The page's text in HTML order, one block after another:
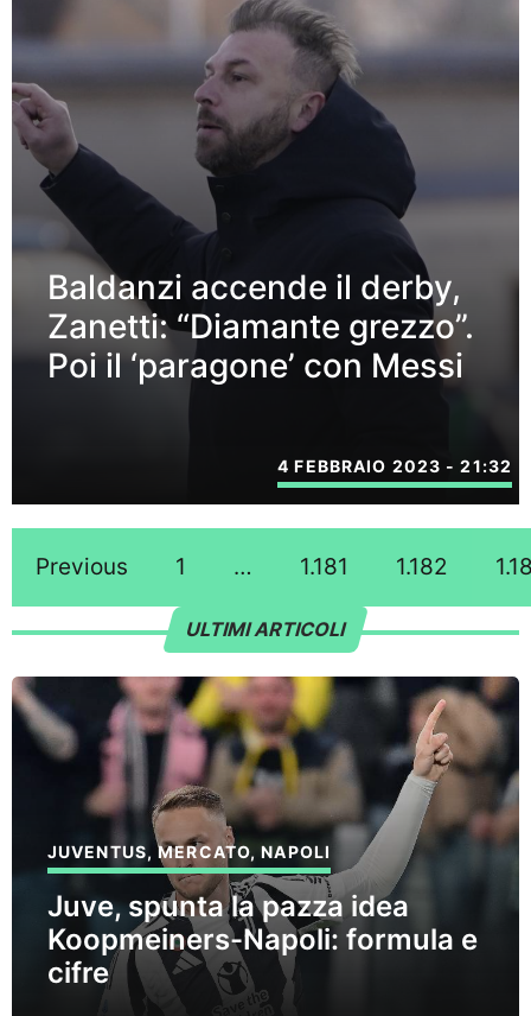
Baldanzi accende il derby,
Zanetti: “Diamante grezzo”.
Poi il ‘paragone’ con Messi
4 FEBBRAIO 2023 - 21:32
Previous 1 … 1.181 1.182
ULTIMI ARTICOLI
JUVENTUS,MERCATO,NAPOLI
Juve, spunta la pazza idea
Koopmeiners-Napoli: formula e
cifre